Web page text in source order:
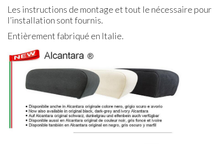
Les instructions de montage et tout le nécessaire pour
l’installation sont fournis.
Entièrement fabriqué en Italie.